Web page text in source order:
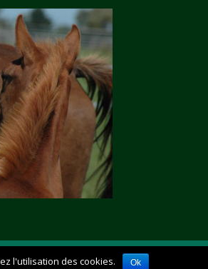
l'utilisation des cookies. Ok